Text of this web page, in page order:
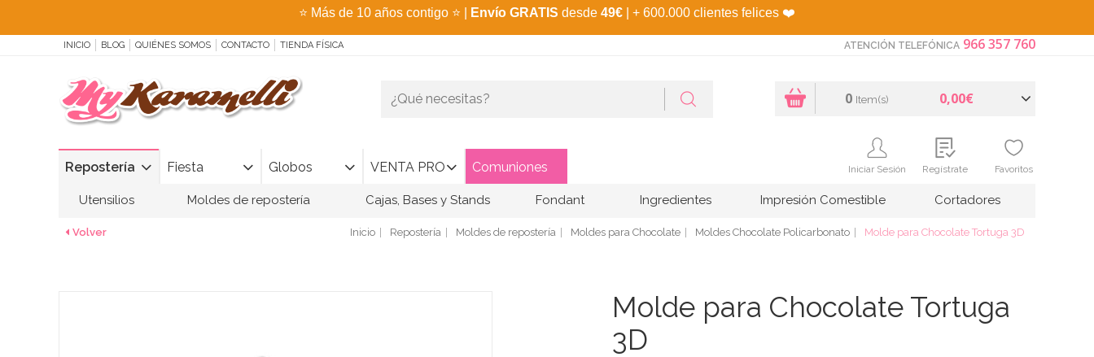
⭐ Más de 10 años contigo ⭐ Envío GRATIS desde 49€ | + 600.000 clientes felices ❤️
INICIO BLOG QUIÉNES SOMOS CONTACTO TIENDA FÍSICA ATENCIÓN TELEFÓNICA 966 357 760
Repostería Fiesta Globos VENTA PRO Comuniones
0 Item(s) 0,00€
Iniciar Sesión Regístrate Favoritos
Utensilios Moldes de repostería Cajas, Bases y Stands Fondant Ingredientes Impresión Comestible Cortadores
Volver Inicio Repostería Moldes de repostería Moldes para Chocolate Moldes Chocolate Policarbonato Molde para Chocolate Tortuga 3D
Molde para Chocolate Tortuga
3D